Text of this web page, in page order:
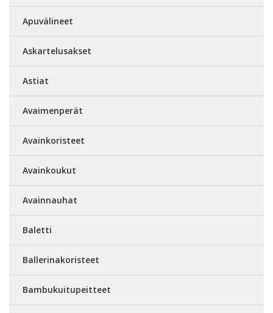
Apuvälineet
Askartelusakset
Astiat
Avaimenperät
Avainkoristeet
Avainkoukut
Avainnauhat
Baletti
Ballerinakoristeet
Bambukuitupeitteet